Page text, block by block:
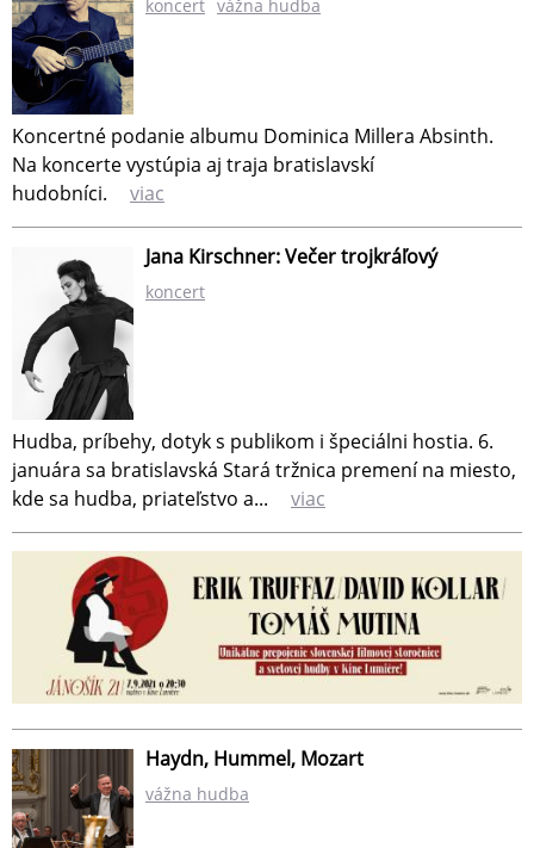
koncert vážna hudba
Koncertné podanie albumu Dominica Millera Absinth.
Na koncerte vystúpia aj traja bratislavskí
hudobníci.
viac
Jana Kirschner: Večer trojkráľový
koncert
Hudba, príbehy, dotyk s publikom i špeciálni hostia. 6.
januára sa bratislavská Stará tržnica premení na miesto,
kde sa hudba, priateľstvo a...
viac
Haydn, Hummel, Mozart
vážna hudba